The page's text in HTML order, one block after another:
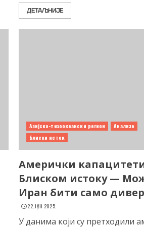
ДЕТАЉНИЈЕ
Азијско-тихоокеански регион
Анализе
Блиски исток
Амерички
Блиском истоку —
Иран бити само
22. ЈУН 2025.
У данима који су претходили